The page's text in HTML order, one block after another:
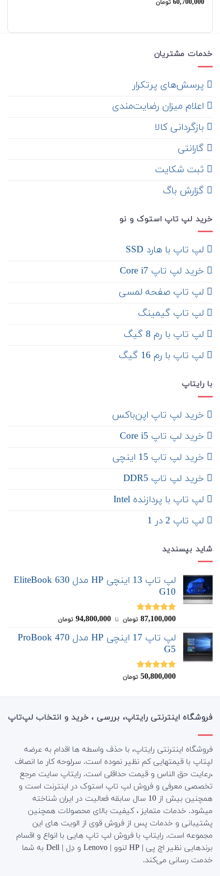
4.00از 5
60,700,000 تومان
خدمات مشتریان
‌ پرسش‌های پرتکرار
اعلام میزان رضایت‌مندی
‌ بازگردانی کالا
گارانتی
ثبت شکایت
‌ گزارش باگ
خرید لپ تاپ استوک و نو
لپ تاپ با هارد SSD
خرید لپ تاپ Core i7
لپ تاپ صفحه لمسی
لپ تاپ گیمینگ
لپ تاپ با رم 8 گیگ
لپ تاپ با رم 16 گیگ
با رایتاپ
‌ خرید لپ تاپ اپن‌باکس
خرید لپ تاپ Core i5
‌‌ خرید لپ تاپ 15 اینچی
خرید لپ تاپ DDR5
لپ تاپ با پردازنده Intel
لپ تاپ 2 در 1
شاید بپسندید
لپ تاپ 13 اینچی HP مدل EliteBook 630
G10
نمره5.00
87,100,000 تومان ‌ تا ‌ 94,800,000 تومان
لپ تاپ 17 اینچی HP مدل ProBook 470
G5
نمره5.00
50,800,000 تومان
فروشگاه اینترنتی رایتاپ، بررسی ، خرید و انتخاب لپ‌تاپ
فروشگاه اینترنتی رایتاپ، با حذف واسطه ها اقدام به عرضه
لپتاپ با قیمتهایی کم نظیر نموده است. سرلوحه کار ما انصاف
،رعایت حق الناس و قیمت حداقلی است. رایتاپ سایت مرجع
تخصصی معرفی و فروش لپ تاپ استوک در اینترنت است و
همچنین بیش از 10 سال سابقه فعالیت در ایران شناخته
میشود. خدمات متمایز ، کیفیت بالای محصولات همچنین
پشتیبانی و خدمات پس از فروش قوی از الویت های این
مجموعه است. رایتاپ با فروش لپ تاپ هایی با انواع و اقسام
برندهایی نظیر اچ پی | HP لنوو | Lenovo و دِل | Dell به شما
خدمت رسانی می‌کند.